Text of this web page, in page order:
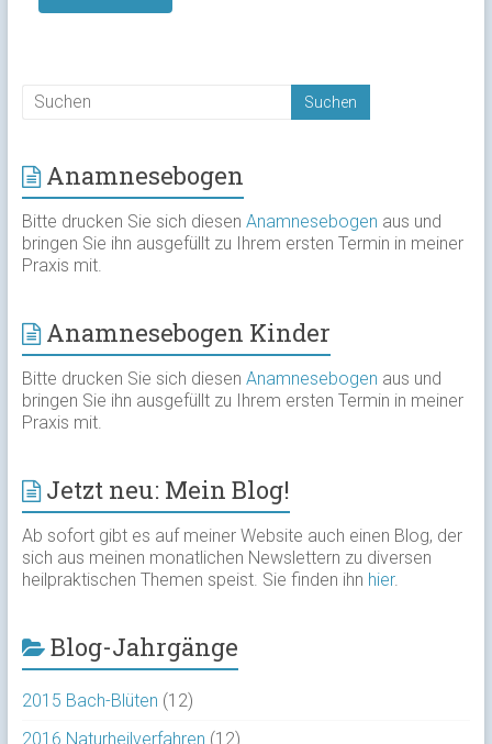
Anamnesebogen
Bitte drucken Sie sich diesen Anamnesebogen aus und
bringen Sie ihn ausgefüllt zu Ihrem ersten Termin in meiner
Praxis mit.
Anamnesebogen Kinder
Bitte drucken Sie sich diesen Anamnesebogen aus und
bringen Sie ihn ausgefüllt zu Ihrem ersten Termin in meiner
Praxis mit.
Jetzt neu: Mein Blog!
Ab sofort gibt es auf meiner Website auch einen Blog, der
sich aus meinen monatlichen Newslettern zu diversen
heilpraktischen Themen speist. Sie finden ihn hier.
Blog-Jahrgänge
2015 Bach-Blüten (12)
2016 Naturheilverfahren (12)